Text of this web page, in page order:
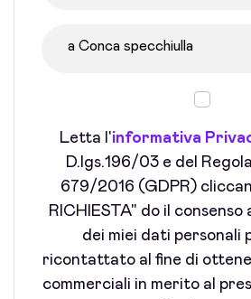
Letta l'informativa
D.lgs.196/03 e del
679/2016 (GDPR)
RICHIESTA" do il
dei miei dati personali
ricontattato al fine di
commerciali in merito al